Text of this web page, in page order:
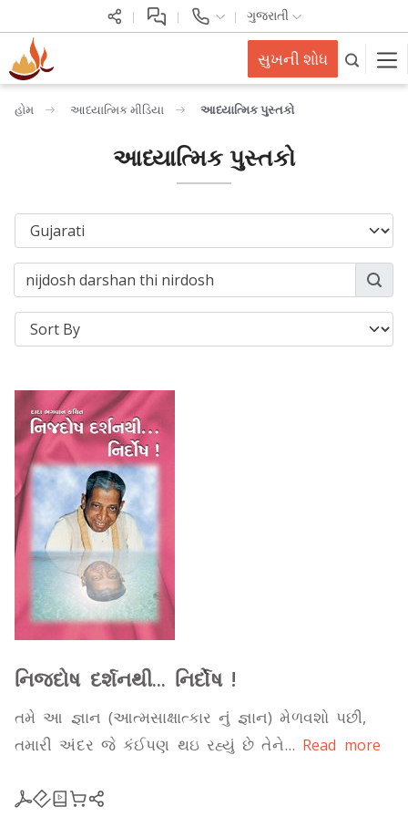
ગુજરાતી
સુખની શોધ
હોમ આધ્યાત્મિક મીડિયા આધ્યાત્મિક પુસ્તકો
આધ્યાત્મિક પુસ્તકો
નિજદોષ દર્શનથી... નિર્દોષ !
તમે આ જ્ઞાન (આત્મસાક્ષાત્કાર નું જ્ઞાન) મેળવશો પછી,
તમારી અંદર જે કંઈપણ થઇ રહ્યું છે તેને... Read more